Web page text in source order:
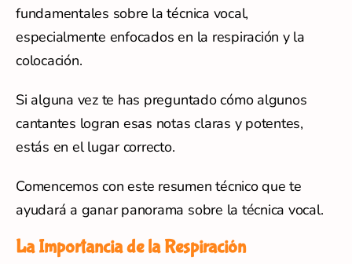
fundamentales sobre la técnica vocal,
especialmente enfocados en la respiración y la
colocación.
Si alguna vez te has preguntado cómo algunos
cantantes logran esas notas claras y potentes,
estás en el lugar correcto.
Comencemos con este resumen técnico que te
ayudará a ganar panorama sobre la técnica vocal.
La Importancia de la Respiración